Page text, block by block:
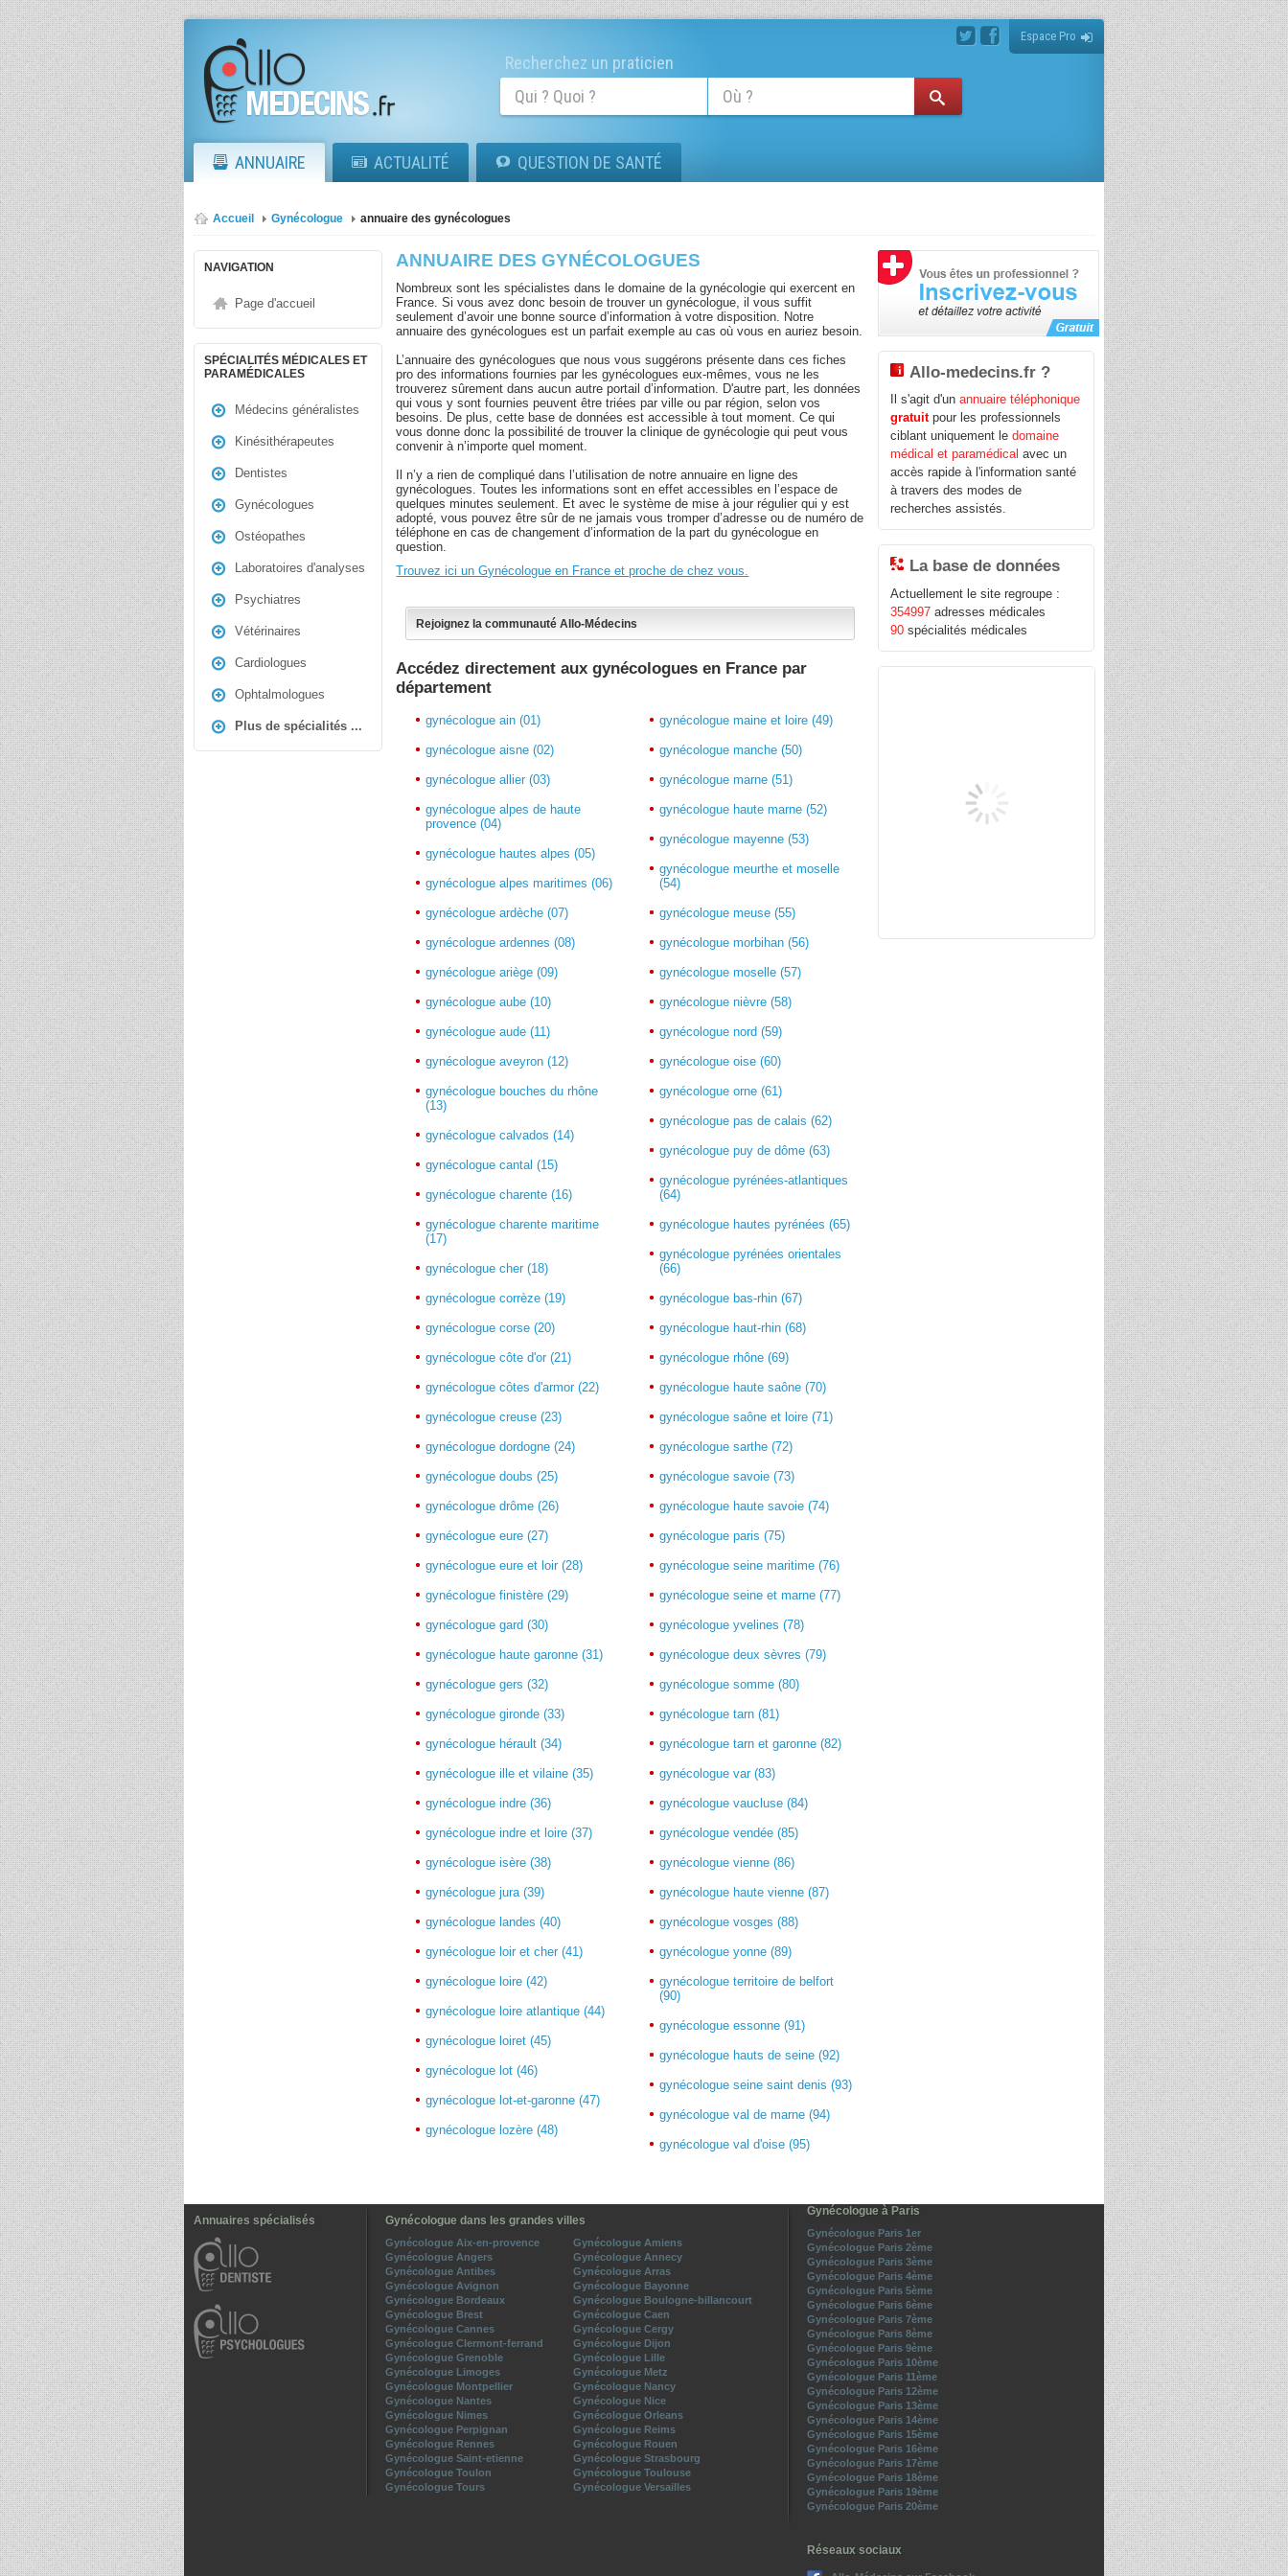
Espace Pro
Recherchez un praticien
ANNUAIRE ACTUALITÉ QUESTION DE SANTÉ
Accueil Gynécologue annuaire des gynécologues
NAVIGATION
Page d'accueil
SPÉCIALITÉS MÉDICALES ET
PARAMÉDICALES
Médecins généralistes
Kinésithérapeutes
Dentistes
Gynécologues
Ostéopathes
Laboratoires d'analyses
Psychiatres
Vétérinaires
Cardiologues
Ophtalmologues
Plus de spécialités ...
ANNUAIRE DES GYNÉCOLOGUES
Nombreux sont les spécialistes dans le domaine de la gynécologie qui exercent en
France. Si vous avez donc besoin de trouver un gynécologue, il vous suffit
seulement d’avoir une bonne source d’information à votre disposition. Notre
annuaire des gynécologues est un parfait exemple au cas où vous en auriez besoin.
L’annuaire des gynécologues que nous vous suggérons présente dans ces fiches
pro des informations fournies par les gynécologues eux-mêmes, vous ne les
trouverez sûrement dans aucun autre portail d’information. D'autre part, les données
qui vous y sont fournies peuvent être triées par ville ou par région, selon vos
besoins. De plus, cette base de données est accessible à tout moment. Ce qui
vous donne donc la possibilité de trouver la clinique de gynécologie qui peut vous
convenir à n’importe quel moment.
Il n’y a rien de compliqué dans l’utilisation de notre annuaire en ligne des
gynécologues. Toutes les informations sont en effet accessibles en l’espace de
quelques minutes seulement. Et avec le système de mise à jour régulier qui y est
adopté, vous pouvez être sûr de ne jamais vous tromper d’adresse ou de numéro de
téléphone en cas de changement d’information de la part du gynécologue en
question.
Trouvez ici un Gynécologue en France et proche de chez vous.
Rejoignez la communauté Allo-Médecins
Accédez directement aux gynécologues en France par
département
gynécologue ain (01)
gynécologue aisne (02)
gynécologue allier (03)
gynécologue alpes de haute
provence (04)
gynécologue hautes alpes (05)
gynécologue alpes maritimes (06)
gynécologue ardèche (07)
gynécologue ardennes (08)
gynécologue ariège (09)
gynécologue aube (10)
gynécologue aude (11)
gynécologue aveyron (12)
gynécologue bouches du rhône
(13)
gynécologue calvados (14)
gynécologue cantal (15)
gynécologue charente (16)
gynécologue charente maritime
(17)
gynécologue cher (18)
gynécologue corrèze (19)
gynécologue corse (20)
gynécologue côte d'or (21)
gynécologue côtes d'armor (22)
gynécologue creuse (23)
gynécologue dordogne (24)
gynécologue doubs (25)
gynécologue drôme (26)
gynécologue eure (27)
gynécologue eure et loir (28)
gynécologue finistère (29)
gynécologue gard (30)
gynécologue haute garonne (31)
gynécologue gers (32)
gynécologue gironde (33)
gynécologue hérault (34)
gynécologue ille et vilaine (35)
gynécologue indre (36)
gynécologue indre et loire (37)
gynécologue isère (38)
gynécologue jura (39)
gynécologue landes (40)
gynécologue loir et cher (41)
gynécologue loire (42)
gynécologue loire atlantique (44)
gynécologue loiret (45)
gynécologue lot (46)
gynécologue lot-et-garonne (47)
gynécologue lozère (48)
gynécologue maine et loire (49)
gynécologue manche (50)
gynécologue marne (51)
gynécologue haute marne (52)
gynécologue mayenne (53)
gynécologue meurthe et moselle
(54)
gynécologue meuse (55)
gynécologue morbihan (56)
gynécologue moselle (57)
gynécologue nièvre (58)
gynécologue nord (59)
gynécologue oise (60)
gynécologue orne (61)
gynécologue pas de calais (62)
gynécologue puy de dôme (63)
gynécologue pyrénées-atlantiques
(64)
gynécologue hautes pyrénées (65)
gynécologue pyrénées orientales
(66)
gynécologue bas-rhin (67)
gynécologue haut-rhin (68)
gynécologue rhône (69)
gynécologue haute saône (70)
gynécologue saône et loire (71)
gynécologue sarthe (72)
gynécologue savoie (73)
gynécologue haute savoie (74)
gynécologue paris (75)
gynécologue seine maritime (76)
gynécologue seine et marne (77)
gynécologue yvelines (78)
gynécologue deux sèvres (79)
gynécologue somme (80)
gynécologue tarn (81)
gynécologue tarn et garonne (82)
gynécologue var (83)
gynécologue vaucluse (84)
gynécologue vendée (85)
gynécologue vienne (86)
gynécologue haute vienne (87)
gynécologue vosges (88)
gynécologue yonne (89)
gynécologue territoire de belfort
(90)
gynécologue essonne (91)
gynécologue hauts de seine (92)
gynécologue seine saint denis (93)
gynécologue val de marne (94)
gynécologue val d'oise (95)
Allo-medecins.fr ?
Il s'agit d'unannuaire téléphonique
gratuitpour les professionnels
ciblant uniquement ledomaine
médical et paramédical avec un
accès rapide à l'information santé
à travers des modes de
recherches assistés.
La base de données
Actuellement le site regroupe :
354997 adresses médicales
90 spécialités médicales
Annuaires spécialisés Gynécologue dans les grandes villes
Gynécologue Aix-en-provence
Gynécologue Amiens
Gynécologue Angers
Gynécologue Annecy
Gynécologue Antibes
Gynécologue Arras
Gynécologue Avignon
Gynécologue Bayonne
Gynécologue Bordeaux
Gynécologue Boulogne-billancourt
Gynécologue Brest
Gynécologue Caen
Gynécologue Cannes
Gynécologue Cergy
Gynécologue Clermont-ferrand
Gynécologue Dijon
Gynécologue Grenoble
Gynécologue Lille
Gynécologue Limoges
Gynécologue Metz
Gynécologue Montpellier
Gynécologue Nancy
Gynécologue Nantes
Gynécologue Nice
Gynécologue Nimes
Gynécologue Orleans
Gynécologue Perpignan
Gynécologue Reims
Gynécologue Rennes
Gynécologue Rouen
Gynécologue Saint-etienne
Gynécologue Strasbourg
Gynécologue Toulon
Gynécologue Toulouse
Gynécologue Tours
Gynécologue Versailles
Gynécologue à Paris
Gynécologue Paris 1er
Gynécologue Paris 2ème
Gynécologue Paris 3ème
Gynécologue Paris 4ème
Gynécologue Paris 5ème
Gynécologue Paris 6ème
Gynécologue Paris 7ème
Gynécologue Paris 8ème
Gynécologue Paris 9ème
Gynécologue Paris 10ème
Gynécologue Paris 11ème
Gynécologue Paris 12ème
Gynécologue Paris 13ème
Gynécologue Paris 14ème
Gynécologue Paris 15ème
Gynécologue Paris 16ème
Gynécologue Paris 17ème
Gynécologue Paris 18ème
Gynécologue Paris 19ème
Gynécologue Paris 20ème
Réseaux sociaux